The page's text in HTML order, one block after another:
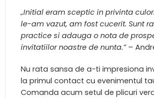
„Initial eram sceptic in privinta
le-am vazut, am fost cucerit. Sunt
practice si adauga o nota de
invitatiilor noastre de nunta.”–
Nu rata sansa de a-ti impresiona
la primul contact cu evenimentul
Comanda acum setul de plicuri